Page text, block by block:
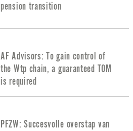
pension transition
AF Advisors: To gain control of
the Wtp chain, a guaranteed TOM
is required
PFZW: Succesvolle overstap van